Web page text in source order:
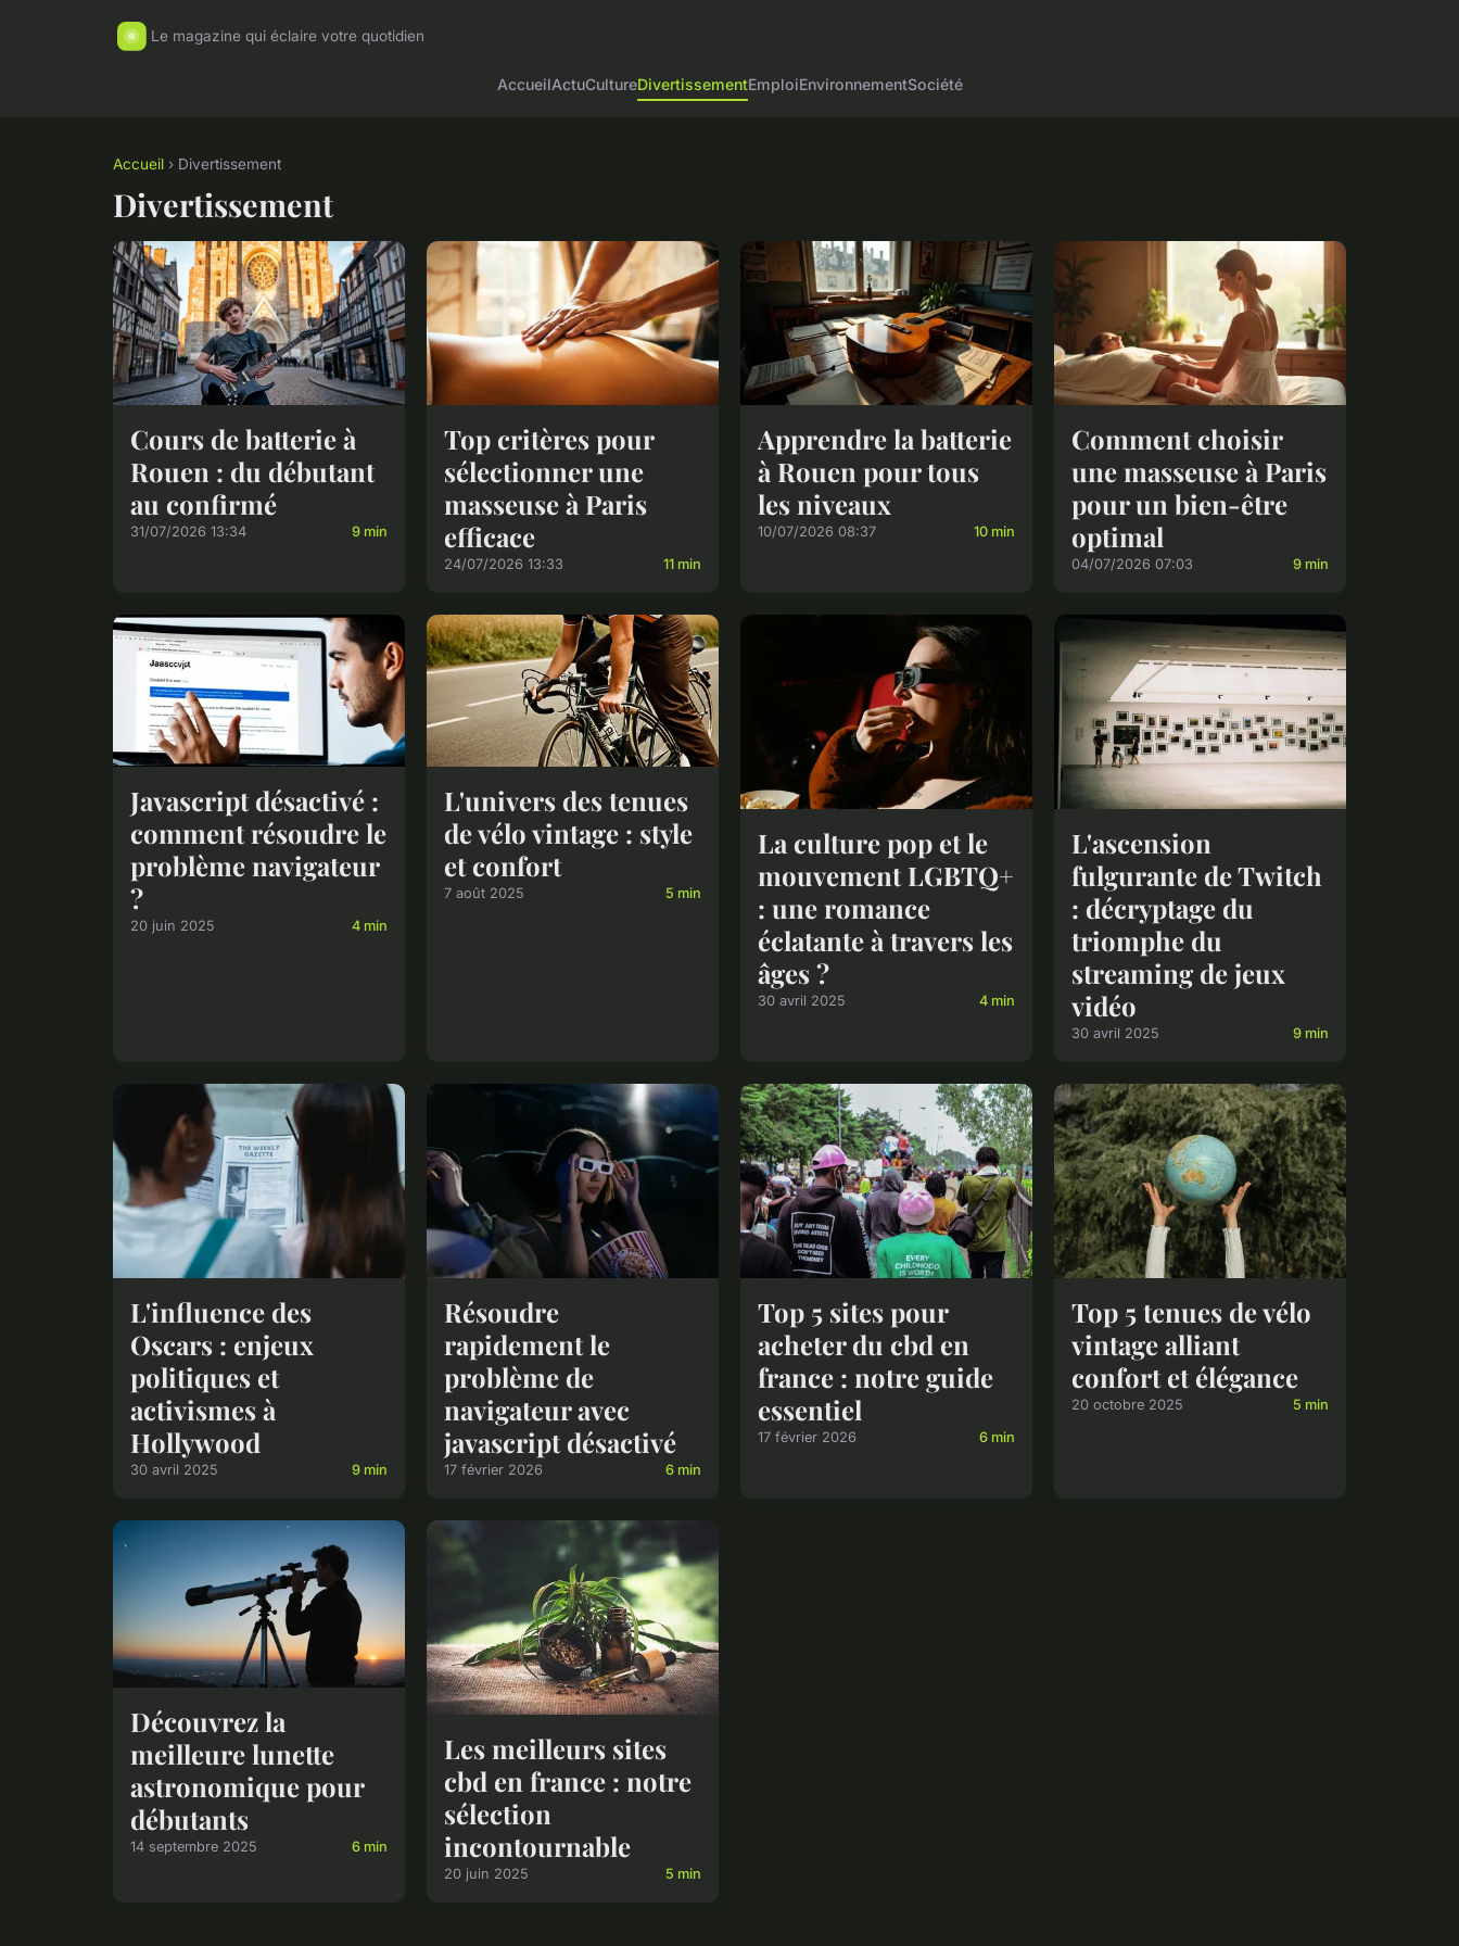
Le magazine qui éclaire votre quotidien
AccueilActuCultureDivertissementEmploiEnvironnementSociété
Accueil › Divertissement
Divertissement
Cours de batterie à
Rouen : du débutant
au confirmé
31/07/2026 13:34 9 min
Top critères pour
sélectionner une
masseuse à Paris
efficace
24/07/2026 13:33 11 min
Apprendre la batterie
à Rouen pour tous
les niveaux
10/07/2026 08:37 10 min
Comment choisir
une masseuse à Paris
pour un bien-être
optimal
04/07/2026 07:03 9 min
Javascript désactivé :
comment résoudre le
problème navigateur
?
20 juin 2025 4 min
L'univers des tenues
de vélo vintage : style
et confort
7 août 2025 5 min
La culture pop et le
mouvement LGBTQ+
: une romance
éclatante à travers les
âges ?
30 avril 2025 4 min
L'ascension
fulgurante de Twitch
: décryptage du
triomphe du
streaming de jeux
vidéo
30 avril 2025 9 min
L'influence des
Oscars : enjeux
politiques et
activismes à
Hollywood
30 avril 2025 9 min
Résoudre
rapidement le
problème de
navigateur avec
javascript désactivé
17 février 2026 6 min
Top 5 sites pour
acheter du cbd en
france : notre guide
essentiel
17 février 2026 6 min
Top 5 tenues de vélo
vintage alliant
confort et élégance
20 octobre 2025 5 min
Découvrez la
meilleure lunette
astronomique pour
débutants
14 septembre 2025 6 min
Les meilleurs sites
cbd en france : notre
sélection
incontournable
20 juin 2025 5 min